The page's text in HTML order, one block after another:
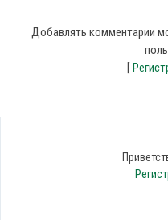
Добавлять комментарии
[